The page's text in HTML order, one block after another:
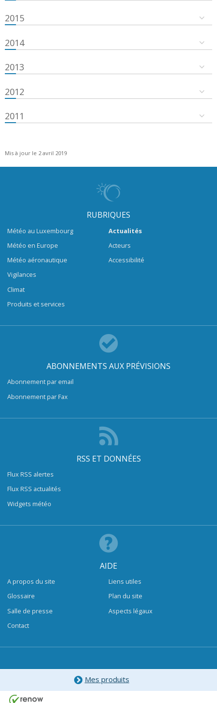
2015
2014
2013
2012
2011
Mis à jour le 2 avril 2019
RUBRIQUES
Météo au Luxembourg
Météo en Europe
Météo aéronautique
Vigilances
Climat
Produits et services
Actualités
Acteurs
Accessibilité
ABONNEMENTS AUX PRÉVISIONS
Abonnement par email
Abonnement par Fax
RSS ET DONNÉES
Flux RSS alertes
Flux RSS actualités
Widgets météo
AIDE
A propos du site
Glossaire
Salle de presse
Contact
Liens utiles
Plan du site
Aspects légaux
Mes produits